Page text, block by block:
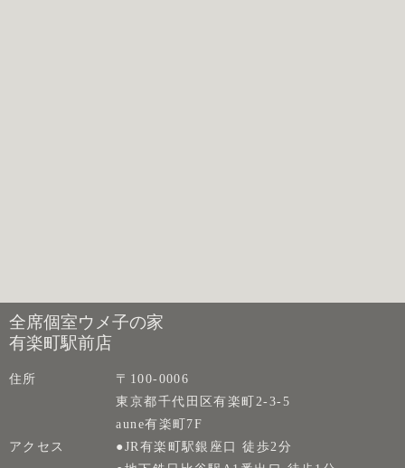
全席個室ウメ子の家
有楽町駅前店
住所
〒100-0006
東京都千代田区有楽町2-3-5
aune有楽町7F
アクセス
●JR有楽町駅銀座口 徒歩2分